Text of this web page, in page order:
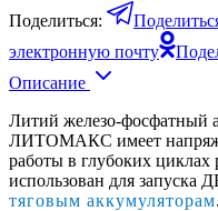
Поделиться:
электронную почту
Описание
Литий железо-фосфатный
ЛИТОМАКС имеет
работы в глубоких циклах
использован для запуска
тяговым аккумуляторам.